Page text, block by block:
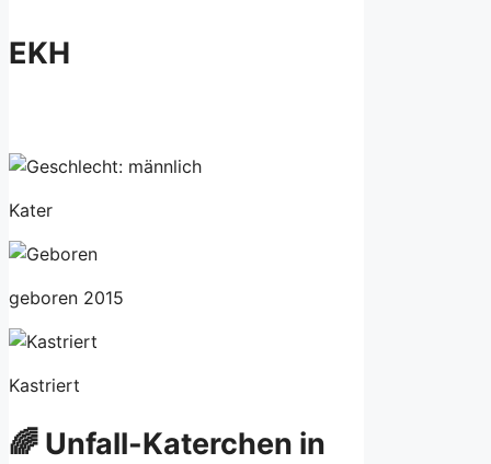
EKH
Kater
geboren 2015
Kastriert
🌈 Unfall-Katerchen in